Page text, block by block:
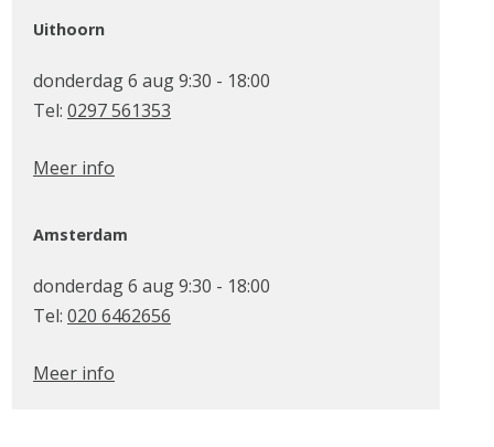
Uithoorn
donderdag 6 aug 9:30 - 18:00
Tel: 0297 561353
Meer info
Amsterdam
donderdag 6 aug 9:30 - 18:00
Tel: 020 6462656
Meer info